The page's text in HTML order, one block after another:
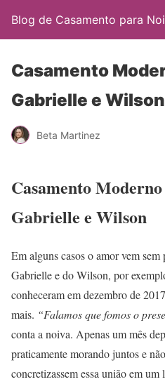
Blog de Casamento para
Casamento
Gabrielle e Wilson
Beta Martinez
Casamento
Gabrielle e Wilson
Em alguns casos o amor vem
Gabrielle e do Wilson, por
conheceram em dezembro de
mais. “Falamos que fomos o
conta a noiva. Apenas um mês
praticamente morando juntos e
concretizassem essa união em